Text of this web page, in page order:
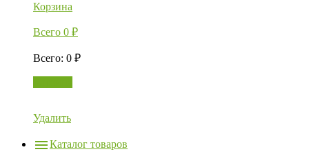
Корзина
Всего 0 ₽
Всего: 0 ₽
Удалить
Каталог товаров